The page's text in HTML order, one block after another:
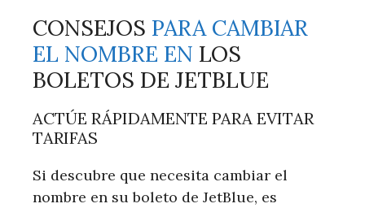
CONSEJOS PARA CAMBIAR
EL NOMBRE EN LOS
BOLETOS DE JETBLUE
ACTÚE RÁPIDAMENTE PARA EVITAR
TARIFAS
Si descubre que necesita cambiar el
nombre en su boleto de JetBlue, es